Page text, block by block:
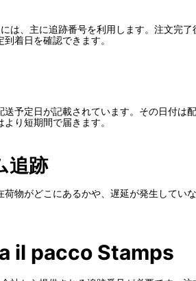
は、主に追跡番号を利用します。注文完
着日を確認できます。
予定日が記載されています。その日付
り短期間で届きます。
追跡
物がどこにあるかや、遅延が発生して
il pacco Stamps